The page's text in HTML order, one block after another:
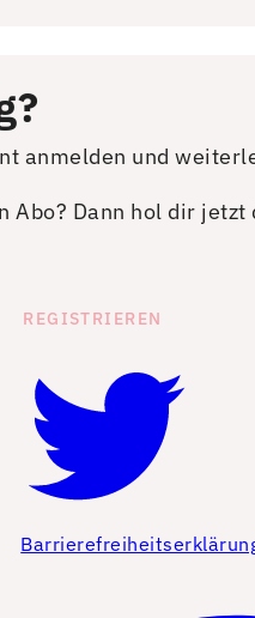
anmelden und
Abo? Dann hol dir
REGISTRIEREN